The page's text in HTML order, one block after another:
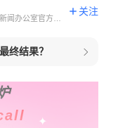
闻办公室官方账
关注
终结果？
✦